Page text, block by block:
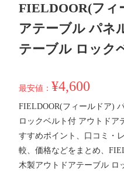
FIELDOOR(フィ
アテーブル パネ
テーブル ロック
最安値： ¥4,600
FIELDOOR(フィールドア)
ロックベルト付 アウトドア
すすめポイント、口コミ・
較、価格などをまとめ、
木製アウトドアテーブル ロ